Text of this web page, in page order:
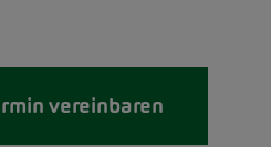
vereinbaren